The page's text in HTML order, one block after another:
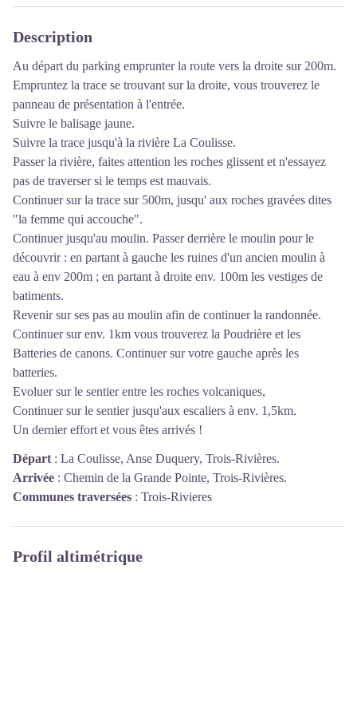
Description
Au départ du parking emprunter la route vers la droite sur 200m.
Empruntez la trace se trouvant sur la droite, vous trouverez le
panneau de présentation à l'entrée.
Suivre le balisage jaune.
Suivre la trace jusqu'à la rivière La Coulisse.
Passer la rivière, faites attention les roches glissent et n'essayez
pas de traverser si le temps est mauvais.
Continuer sur la trace sur 500m, jusqu' aux roches gravées dites
"la femme qui accouche".
Continuer jusqu'au moulin. Passer derrière le moulin pour le
découvrir : en partant à gauche les ruines d'un ancien moulin à
eau à env 200m ; en partant à droite env. 100m les vestiges de
batiments.
Revenir sur ses pas au moulin afin de continuer la randonnée.
Continuer sur env. 1km vous trouverez la Poudrière et les
Batteries de canons. Continuer sur votre gauche après les
batteries.
Evoluer sur le sentier entre les roches volcaniques,
Continuer sur le sentier jusqu'aux escaliers à env. 1,5km.
Un dernier effort et vous êtes arrivés !
Départ : La Coulisse, Anse Duquery, Trois-Rivières.
Arrivée : Chemin de la Grande Pointe, Trois-Rivières.
Communes traversées : Trois-Rivieres
Profil altimétrique